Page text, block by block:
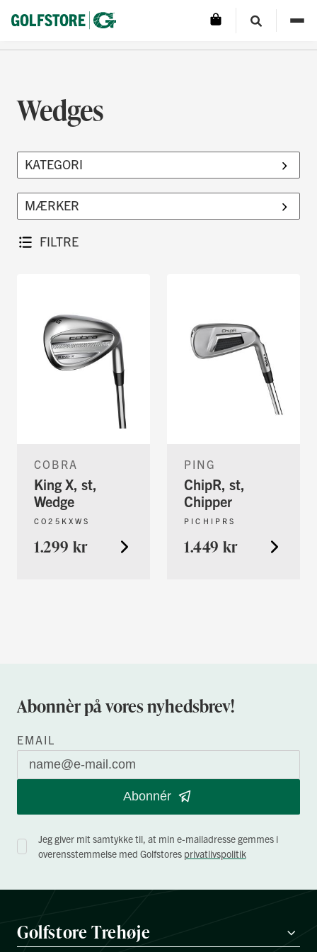
Wedges
FILTRE
COBRA
King X, st,
Wedge
CO25KXWS
1.299 kr
PING
ChipR, st,
Chipper
PICHIPRS
1.449 kr
Abonnèr på vores nyhedsbrev!
EMAIL
Abonnér
Jeg giver mit samtykke til, at min e-mailadresse gemmes i
overensstemmelse med Golfstores privatlivspolitik
Golfstore Trehøje